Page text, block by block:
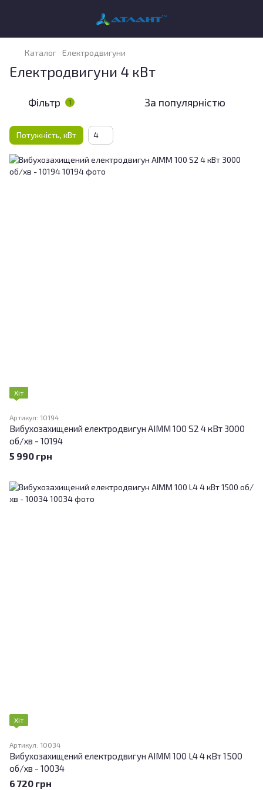
Каталог Електродвигуни
Електродвигуни 4 кВт
Фільтр 1 За популярністю
Потужність, кВт 4
Хіт
Артикул: 10194
Вибухозахищений електродвигун АІMM 100 S2 4 кВт 3000
об/хв - 10194
5 990 грн
Хіт
Артикул: 10034
Вибухозахищений електродвигун АІММ 100 L4 4 кВт 1500
об/хв - 10034
6 720 грн